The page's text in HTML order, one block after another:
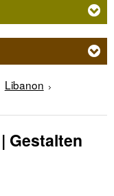
Libanon
Gestalten